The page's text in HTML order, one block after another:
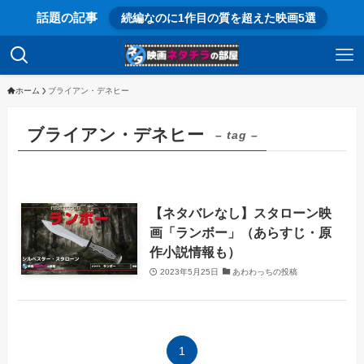
話題の記事 続編なのに1作目の質を超えた映画5選
ホーム ブライアン・デネヒー
ブライアン・デネヒー – tag –
【ネタバレなし】スタローン映
画「ランボー」（あらすじ・原
作小説情報も）
2023年5月25日 あわわっちの投稿
1